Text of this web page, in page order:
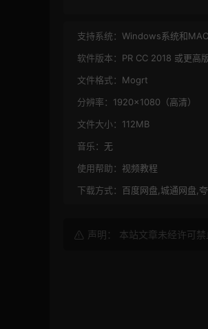
支持系统： Windows系统和
软件版本： PR CC 2018 或更高
文件格式： Mogrt
分辨率： 1920×1080（高清）
文件大小： 112MB
音乐： 无
使用帮助： 视频教程
下载方式： 百度网盘,城通网盘,
声明： 本站文章未经许可